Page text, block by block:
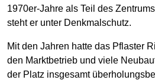
1970er-Jahre als Teil des
steht er unter Denkmalschutz.
Mit den Jahren hatte das Pflaster
den Marktbetrieb und viele
der Platz insgesamt